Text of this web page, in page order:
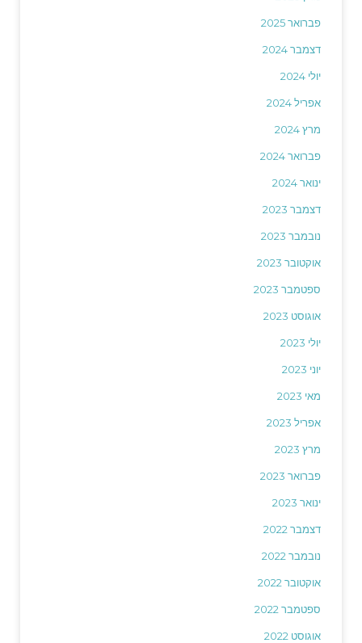
פברואר 2025
דצמבר 2024
יולי 2024
אפריל 2024
מרץ 2024
פברואר 2024
ינואר 2024
דצמבר 2023
נובמבר 2023
אוקטובר 2023
ספטמבר 2023
אוגוסט 2023
יולי 2023
יוני 2023
מאי 2023
אפריל 2023
מרץ 2023
פברואר 2023
ינואר 2023
דצמבר 2022
נובמבר 2022
אוקטובר 2022
ספטמבר 2022
אוגוסט 2022